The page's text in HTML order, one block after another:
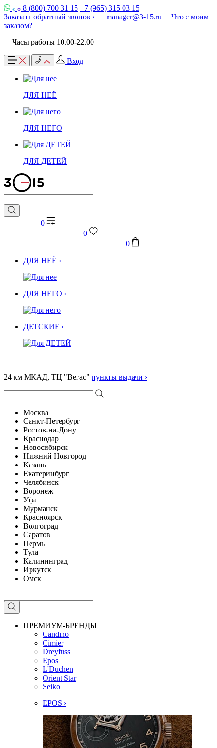
8 (800) 700 31 15 +7 (965) 315 03 15
Заказать обратный звонок ›
manager@3-15.ru
Что с моим
заказом?
Часы работы 10.00-22.00
Вход
ДЛЯ НЕЁ
ДЛЯ НЕГО
ДЛЯ ДЕТЕЙ
0
0
0
ДЛЯ НЕЁ ›
ДЛЯ НЕГО ›
ДЕТСКИЕ ›
24 км МКАД, ТЦ "Вегас" пункты выдачи ›
Москва
Санкт-Петербург
Ростов-на-Дону
Краснодар
Новосибирск
Нижний Новгород
Казань
Екатеринбург
Челябинск
Воронеж
Уфа
Мурманск
Красноярск
Волгоград
Саратов
Пермь
Тула
Калининград
Иркутск
Омск
ПРЕМИУМ-БРЕНДЫ
Candino
Cimier
Dreyfuss
Epos
L'Duchen
Orient Star
Seiko
EPOS ›